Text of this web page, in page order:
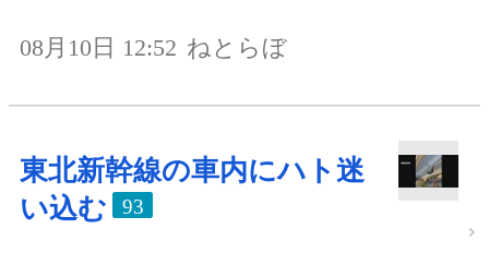
08月10日 12:52 ねとらぼ
東北新幹線の車内にハト迷
い込む
93